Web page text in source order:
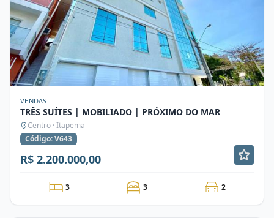
VENDAS
TRÊS SUÍTES | MOBILIADO | PRÓXIMO DO MAR
Centro · Itapema
Código: V643
R$ 2.200.000,00
3 3 2